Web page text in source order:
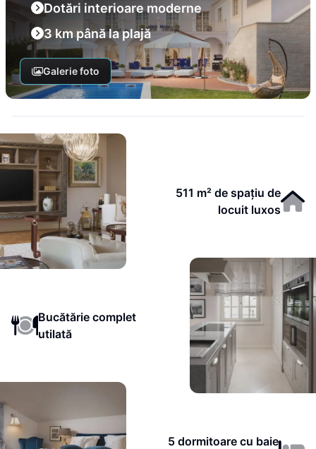
Dotări interioare moderne
3 km până la plajă
Galerie foto
511 m² de spațiu de
locuit luxos
Bucătărie complet
utilată
5 dormitoare cu baie